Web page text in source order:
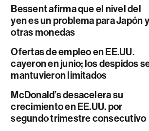
Bessent afirma que el nivel del
yen es un problema para Japón y
otras monedas
Ofertas de empleo en EE.UU.
cayeron en junio; los despidos
mantuvieron limitados
McDonald’s desacelera su
crecimiento en EE.UU. por
segundo trimestre consecutivo